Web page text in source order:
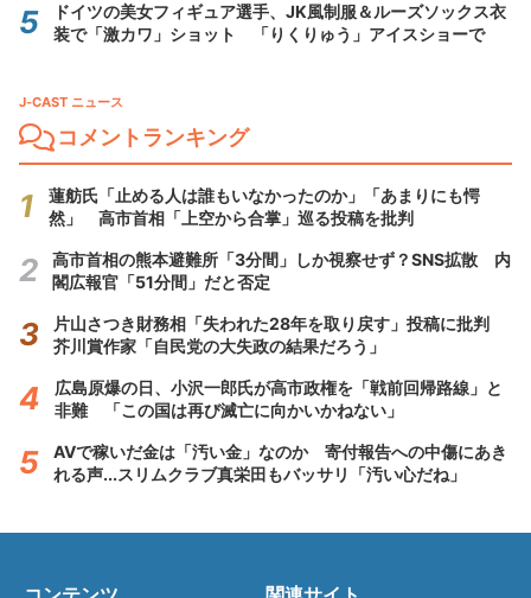
ドイツの美女フィギュア選手、JK風制服＆ルーズソックス衣
装で「激カワ」ショット 「りくりゅう」アイスショーで
J-CAST ニュース
コメントランキング
蓮舫氏「止める人は誰もいなかったのか」「あまりにも愕
然」 高市首相「上空から合掌」巡る投稿を批判
高市首相の熊本避難所「3分間」しか視察せず？SNS拡散 内
閣広報官「51分間」だと否定
片山さつき財務相「失われた28年を取り戻す」投稿に批判
芥川賞作家「自民党の大失政の結果だろう」
広島原爆の日、小沢一郎氏が高市政権を「戦前回帰路線」と
非難 「この国は再び滅亡に向かいかねない」
AVで稼いだ金は「汚い金」なのか 寄付報告への中傷にあき
れる声...スリムクラブ真栄田もバッサリ「汚い心だね」